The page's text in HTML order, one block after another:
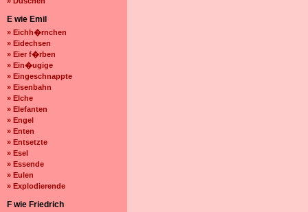
E wie Emil
» Eichh�rnchen
» Eidechsen
» Eier f�rben
» Ein�ugige
» Eingeschnappte
» Eisenbahn
» Elche
» Elefanten
» Engel
» Enten
» Entsetzte
» Esel
» Essende
» Eulen
» Explodierende
F wie Friedrich